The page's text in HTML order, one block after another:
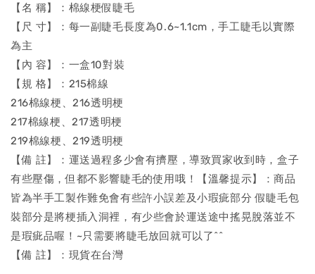
【名 稱】：棉線梗假睫毛
【尺 寸】：每一副睫毛長度為0.6~1.1cm，手工睫毛以實際
為主
【內 容】：一盒10對裝
【規 格】：215棉線
216棉線梗、216透明梗
217棉線梗、217透明梗
219棉線梗、219透明梗
【備 註】：運送過程多少會有擠壓，導致買家收到時，盒子
有些壓傷，但都不影響睫毛的使用哦！【溫馨提示】：商品
皆為半手工製作難免會有些許小誤差及小瑕疵部分 假睫毛包
裝部分是將梗插入洞裡，有少些會於運送途中搖晃脫落並不
是瑕疵品喔！~只需要將睫毛放回就可以了^^
【備 註】：現貨在台灣